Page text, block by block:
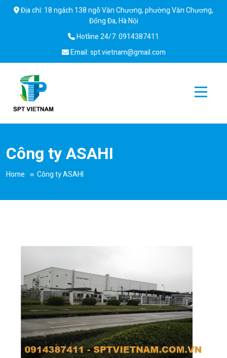
Địa chỉ: 18 ngách 138 ngõ Văn Chương, phường Văn Chương,
Đống Đa, Hà Nội
Hotline 24/7: 0914387411
Email: spt.vietnam@gmail.com
SPT
Vietnam
Công ty ASAHI
Home Công ty ASAHI